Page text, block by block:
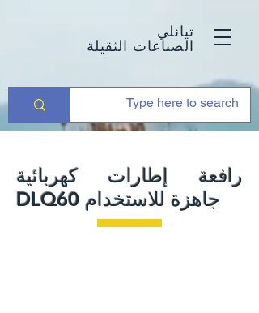
تيانلي
الصناعات الثقيلة
رافعة إطارات كهربائية
DLQ60 جاهزة للاستخدام